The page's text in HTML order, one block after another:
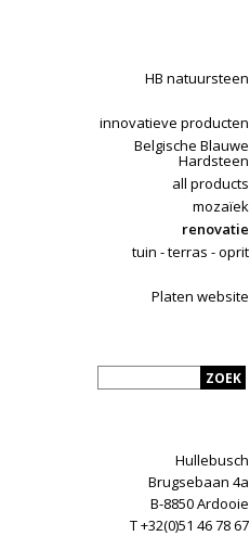
HB natuursteen
innovatieve producten
Belgische Blauwe
Hardsteen
all products
mozaïek
renovatie
tuin - terras - oprit
Platen website
Hullebusch
Brugsebaan 4a
B-8850 Ardooie
T +32(0)51 46 78 67